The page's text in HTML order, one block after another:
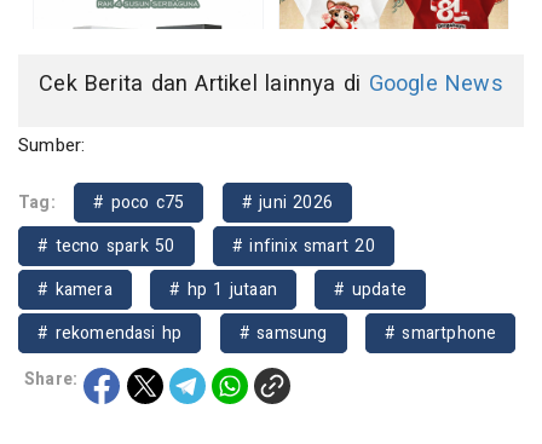
Cek Berita dan Artikel lainnya di Google News
Sumber:
Tag: # poco c75
# juni 2026
# tecno spark 50
# infinix smart 20
# kamera
# hp 1 jutaan
# update
# rekomendasi hp
# samsung
# smartphone
Share: